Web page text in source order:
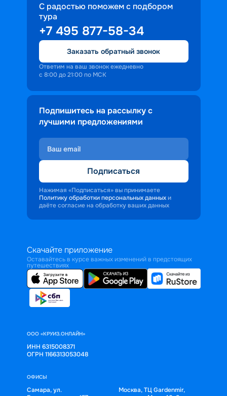
С радостью поможем с подбором
тура
+7 495 877-58-34
Заказать обратный звонок
Ответим на ваш звонок ежедневно
с 8:00 до 21:00 по МСК
Подпишитесь на рассылку с
лучшими предложениями
Подписаться
Нажимая «Подписаться» вы принимаете
Политику обработки персональных данных и
даёте согласие на обработку ваших данных
Скачайте приложение
Оставайтесь в курсе важных изменений в предстоящих
путешествиях
ООО «КРУИЗ.ОНЛАЙН»
ИНН 6315008371
ОГРН 1166313053048
ОФИСЫ
Самара, ул.
Москва, ТЦ Gardenmir,